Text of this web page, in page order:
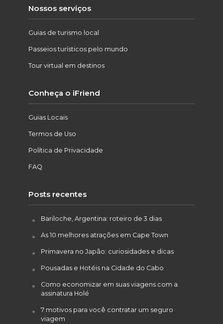
Nossos serviços
Guias de turismo local
Passeios turísticos pelo mundo
Tour virtual em destinos
Conheça o iFriend
Guias Locais
Termos de Uso
Política de Privacidade
FAQ
Posts recentes
Bariloche, Argentina: roteiro de 3 dias
As 10 melhores atrações em Cape Town
Primavera no Japão: curiosidades e dicas
Pousadas e Hotéis na Cidade do Cabo
Como economizar em suas viagens com a
assinatura Holé
7 motivos para você contratar um seguro
viagem